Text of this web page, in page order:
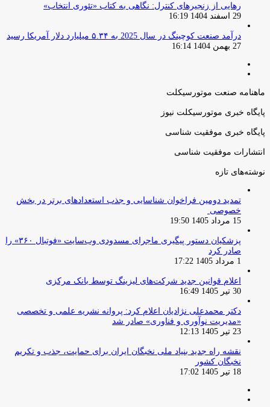
رهایی از زنجیرهای کنترل: نگاهی به کتاب «تئوری انتخاب»
29 اسفند 1404 16:19
درآمد صنعت کوچینگ در سال 2025 به ۵.۳۴ میلیارد دلار آمریکا رسید
27 بهمن 1404 16:14
ماهنامه صنعت موتورسیکلت
پایگاه خبری موتورسیکلت نیوز
پایگاه خبری موفقیت شناسی
انتشارات موفقیت شناسی
نوشته‌های تازه
تمدید دومین فراخوان شناسایی و جذب استعدادهای برتر در بخش
خصوصی
15 مرداد 1405 19:50
پزشکیان دستور پیگیری ماجرای مسدودی وب‌سایت «فوتبال ۳۶۰» را
صادر کرد
1 مرداد 1405 17:22
اعلام قوانین جدید شرکت‌های لیزینگ توسط بانک مرکزی
30 تیر 1405 16:49
دکتر محمدعلی نژادیان اعلام کرد: پروانه نشریه علمی و تخصصی
«مدیریت نوآوری و فناوری» صادر شد
23 تیر 1405 12:13
نقشه راه جدید بنیاد ملی نخبگان ایران برای حمایت، جذب و تکریم
نخبگان کشور
18 تیر 1405 17:02